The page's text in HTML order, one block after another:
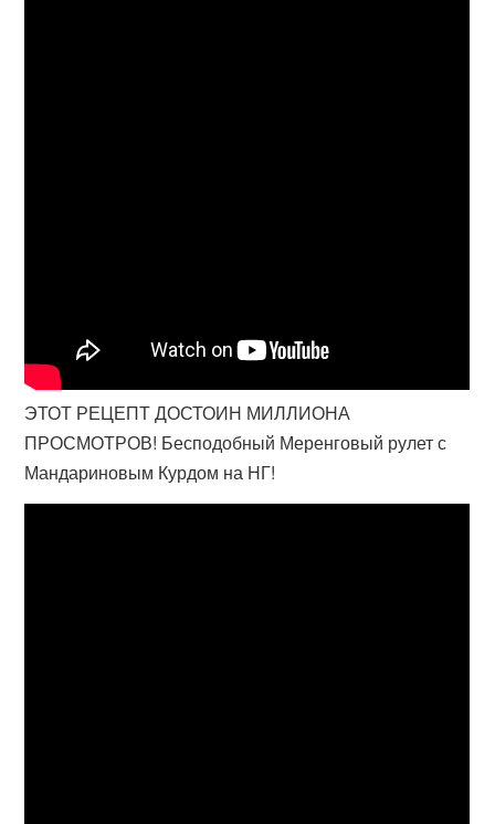
ЭТОТ РЕЦЕПТ ДОСТОИН МИЛЛИОНА
ПРОСМОТРОВ! Бесподобный Меренговый рулет с
Мандариновым Курдом на НГ!